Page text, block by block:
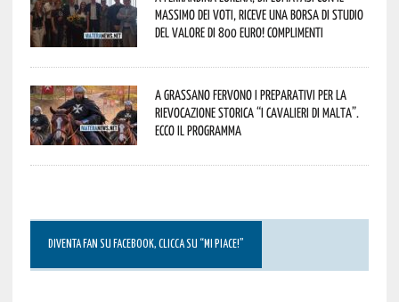
massimo dei voti, riceve una borsa di studio
del valore di 800 euro! Complimenti
A Grassano fervono i preparativi per la
Rievocazione Storica “I CAVALIERI DI MALTA”.
Ecco il programma
DIVENTA FAN SU FACEBOOK, CLICCA SU “MI PIACE!”